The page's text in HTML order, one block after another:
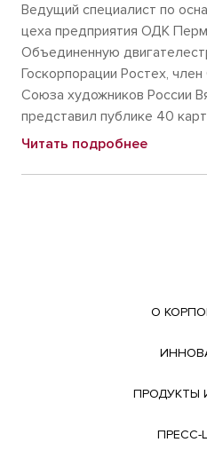
Ведущий специалист по
цеха предприятия ОДК
Объединенную
Госкорпорации Ростех,
Союза художников России
представил публике 40
Читать подробнее
О
ПРОДУКТЫ
ПРЕСС-